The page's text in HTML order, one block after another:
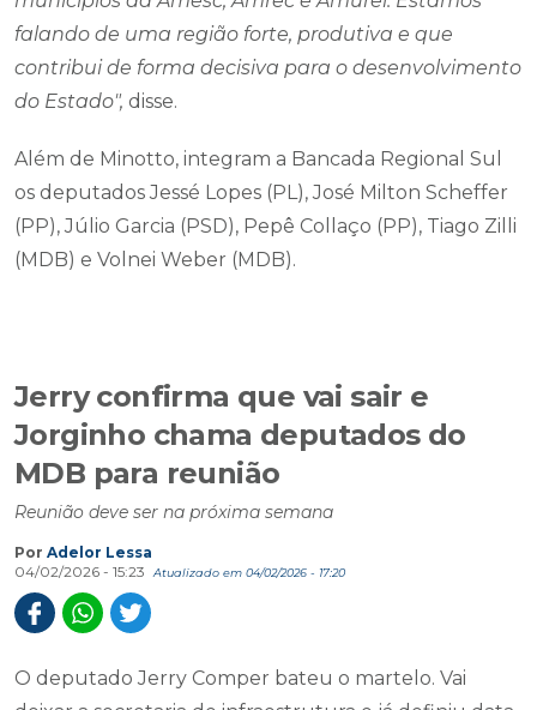
falando de uma região forte, produtiva e que
contribui de forma decisiva para o desenvolvimento
do Estado", disse.
Além de Minotto, integram a Bancada Regional Sul
os deputados Jessé Lopes (PL), José Milton Scheffer
(PP), Júlio Garcia (PSD), Pepê Collaço (PP), Tiago Zilli
(MDB) e Volnei Weber (MDB).
Jerry confirma que vai sair e
Jorginho chama deputados do
MDB para reunião
Reunião deve ser na próxima semana
Por Adelor Lessa
04/02/2026 - 15:23
Atualizado em 04/02/2026 - 17:20
O deputado Jerry Comper bateu o martelo. Vai